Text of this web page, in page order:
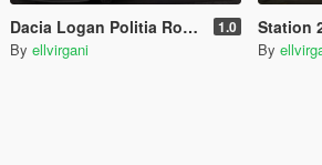
Dacia Logan Politia Romana 1.0
By ellvirgani
Station
By